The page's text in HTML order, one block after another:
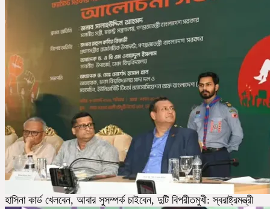
হাসিনা কার্ড খেলবেন, আবার সুসম্পর্ক চাইবেন, দুটি বিপরীতমুখী: স্বরাষ্ট্রমন্ত্রী